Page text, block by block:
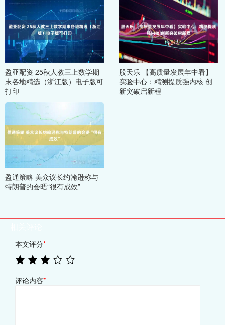
盈亚配资 25秋人教三上数学期
末各地精选（浙江版）电子版可
打印
股天乐 【高质量发展年中看】
实验中心：精测提质强内核 创
新突破启新程
盈通策略 美众议长约翰逊称与
特朗普的会晤“很有成效”
本文评分*
评论内容*